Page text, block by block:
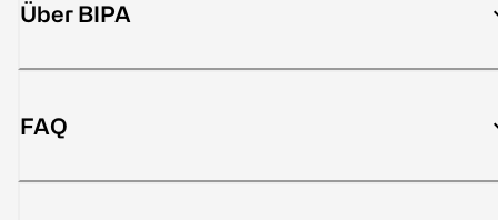
Über BIPA
FAQ